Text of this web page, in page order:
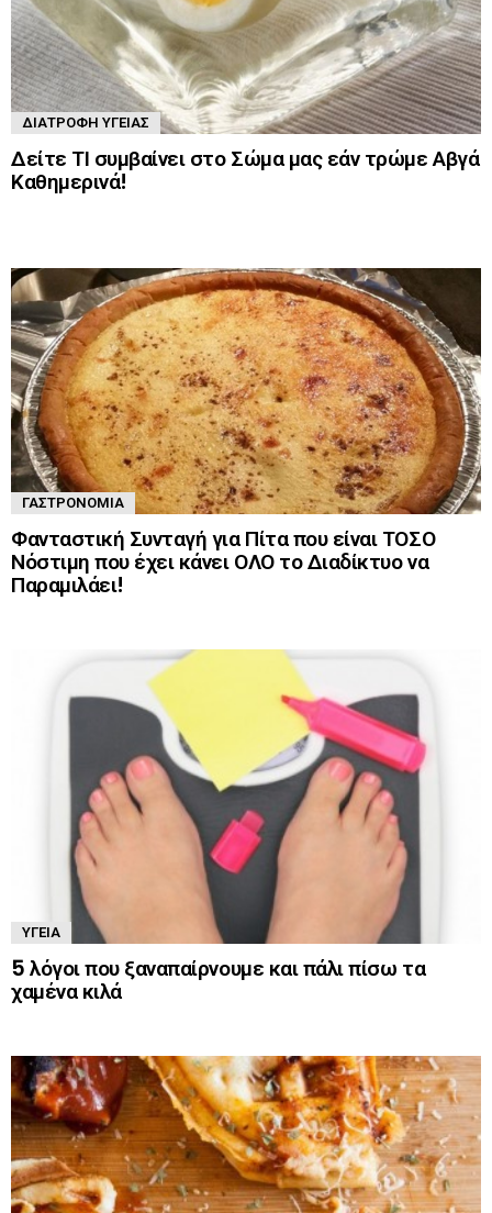
ΔΙΑΤΡΟΦΉ ΥΓΕΊΑΣ
Δείτε ΤΙ συμβαίνει στο Σώμα μας εάν τρώμε Αβγά
Καθημερινά!
ΓΑΣΤΡΟΝΟΜΊΑ
Φανταστική Συνταγή για Πίτα που είναι ΤΟΣΟ
Νόστιμη που έχει κάνει ΟΛΟ το Διαδίκτυο να
Παραμιλάει!
ΥΓΕΊΑ
5 λόγοι που ξαναπαίρνουμε και πάλι πίσω τα
χαμένα κιλά